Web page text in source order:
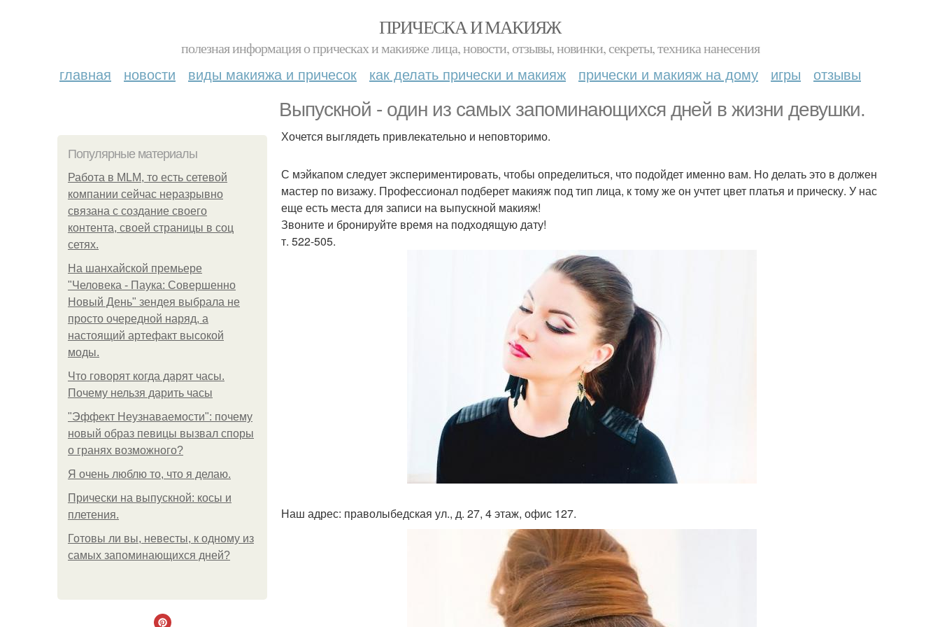
ПРИЧЕСКА И МАКИЯЖ
полезная информация о прическах и макияже лица, новости, отзывы, новинки, секреты, техника нанесения
главная новости виды макияжа и причесок как делать прически и макияж прически и макияж на дому игры отзывы
Выпускной - один из самых запоминающихся дней в жизни девушки.
Популярные материалы
Работа в MLM, то есть сетевой
компании сейчас неразрывно
связана с создание своего
контента, своей страницы в соц
сетях.
На шанхайской премьере
"Человека - Паука: Совершенно
Новый День" зендея выбрала не
просто очередной наряд, а
настоящий артефакт высокой
моды.
Что говорят когда дарят часы.
Почему нельзя дарить часы
"Эффект Неузнаваемости": почему
новый образ певицы вызвал споры
о гранях возможного?
Я очень люблю то, что я делаю.
Прически на выпускной: косы и
плетения.
Готовы ли вы, невесты, к одному из
самых запоминающихся дней?
Хочется выглядеть привлекательно и неповторимо.
С мэйкапом следует экспериментировать, чтобы определиться, что подойдет именно вам. Но делать это в должен
мастер по визажу. Профессионал подберет макияж под тип лица, к тому же он учтет цвет платья и прическу. У нас
еще есть места для записи на выпускной макияж!
Звоните и бронируйте время на подходящую дату!
т. 522-505.
Наш адрес: праволыбедская ул., д. 27, 4 этаж, офис 127.